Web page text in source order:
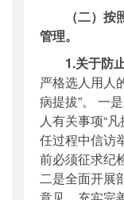
（二）按照
管理。
1.关于防止“
严格选人用人
病提拔”。 一
人有关事项“
任过程中信访
前必须征求纪
二是全面开展